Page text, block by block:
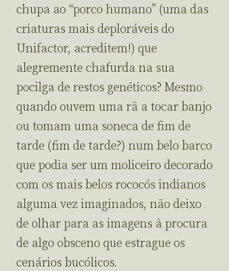
chupa ao “porco humano” (uma das
criaturas mais deploráveis do
Unifactor, acreditem!) que
alegremente chafurda na sua
pocilga de restos genéticos? Mesmo
quando ouvem uma rã a tocar banjo
ou tomam uma soneca de fim de
tarde (fim de tarde?) num belo barco
que podia ser um moliceiro decorado
com os mais belos rococós indianos
alguma vez imaginados, não deixo
de olhar para as imagens à procura
de algo obsceno que estrague os
cenários bucólicos.